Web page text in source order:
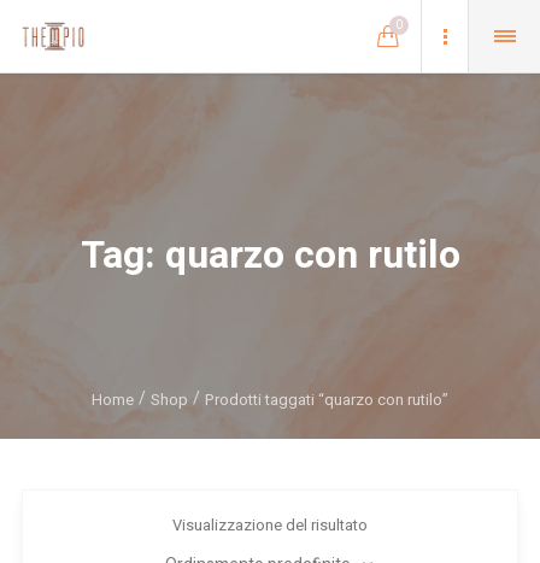
0
Tag: quarzo con rutilo
Home Shop Prodotti taggati “quarzo con rutilo”
Visualizzazione del risultato